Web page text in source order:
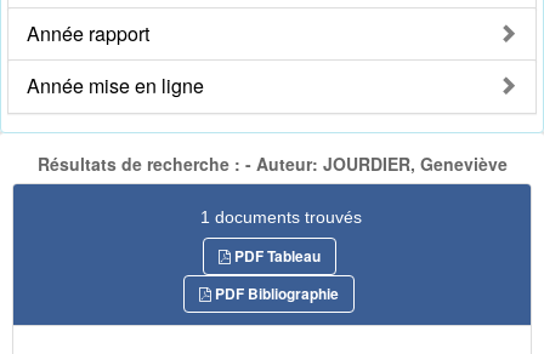
Année rapport
Année mise en ligne
Résultats de recherche : - Auteur: JOURDIER, Geneviève
1 documents trouvés
PDF Tableau
PDF Bibliographie